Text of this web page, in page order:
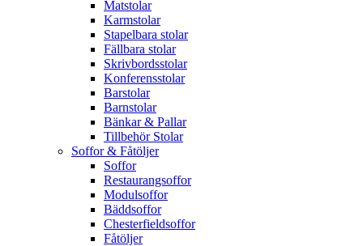
Matstolar
Karmstolar
Stapelbara stolar
Fällbara stolar
Skrivbordsstolar
Konferensstolar
Barstolar
Barnstolar
Bänkar & Pallar
Tillbehör Stolar
Soffor & Fåtöljer
Soffor
Restaurangsoffor
Modulsoffor
Bäddsoffor
Chesterfieldsoffor
Fåtöljer